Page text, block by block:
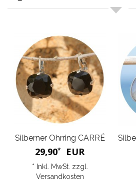
Silberner Ohrring CARRÉ
29,90* EUR
* Inkl. MwSt. zzgl.
Versandkosten